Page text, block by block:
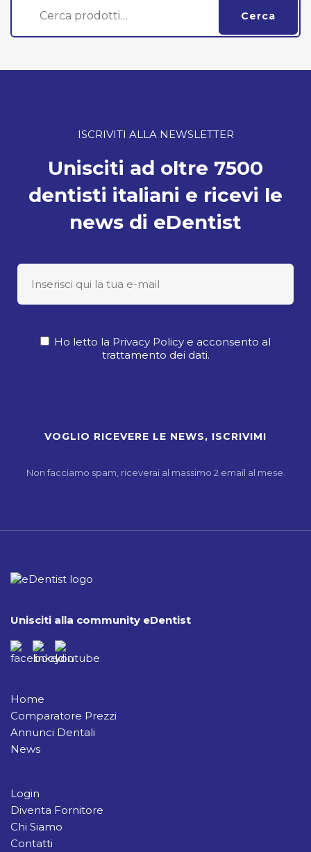
Cerca
ISCRIVITI ALLA NEWSLETTER
Unisciti ad oltre 7500
dentisti italiani e ricevi le
news di eDentist
Ho letto la Privacy Policy e acconsento al
trattamento dei dati.
Non facciamo spam, riceverai al massimo 2 email al mese.
Unisciti alla community eDentist
Home
Comparatore Prezzi
Annunci Dentali
News
Login
Diventa Fornitore
Chi Siamo
Contatti